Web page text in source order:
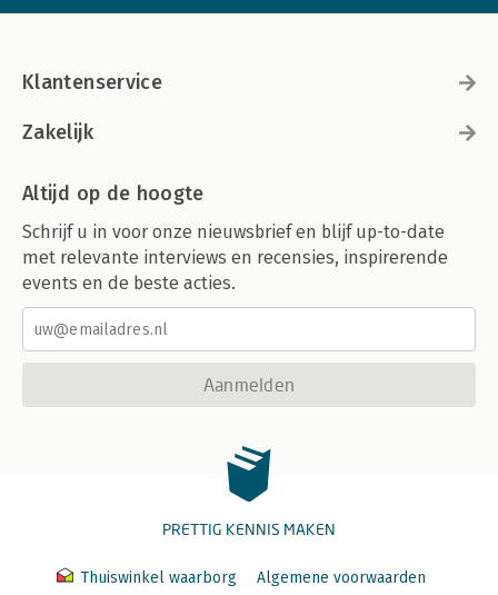
Klantenservice
Zakelijk
Altijd op de hoogte
Schrijf u in voor onze nieuwsbrief en blijf up-to-date
met relevante interviews en recensies, inspirerende
events en de beste acties.
Aanmelden
PRETTIG KENNIS MAKEN
Thuiswinkel waarborg Algemene voorwaarden